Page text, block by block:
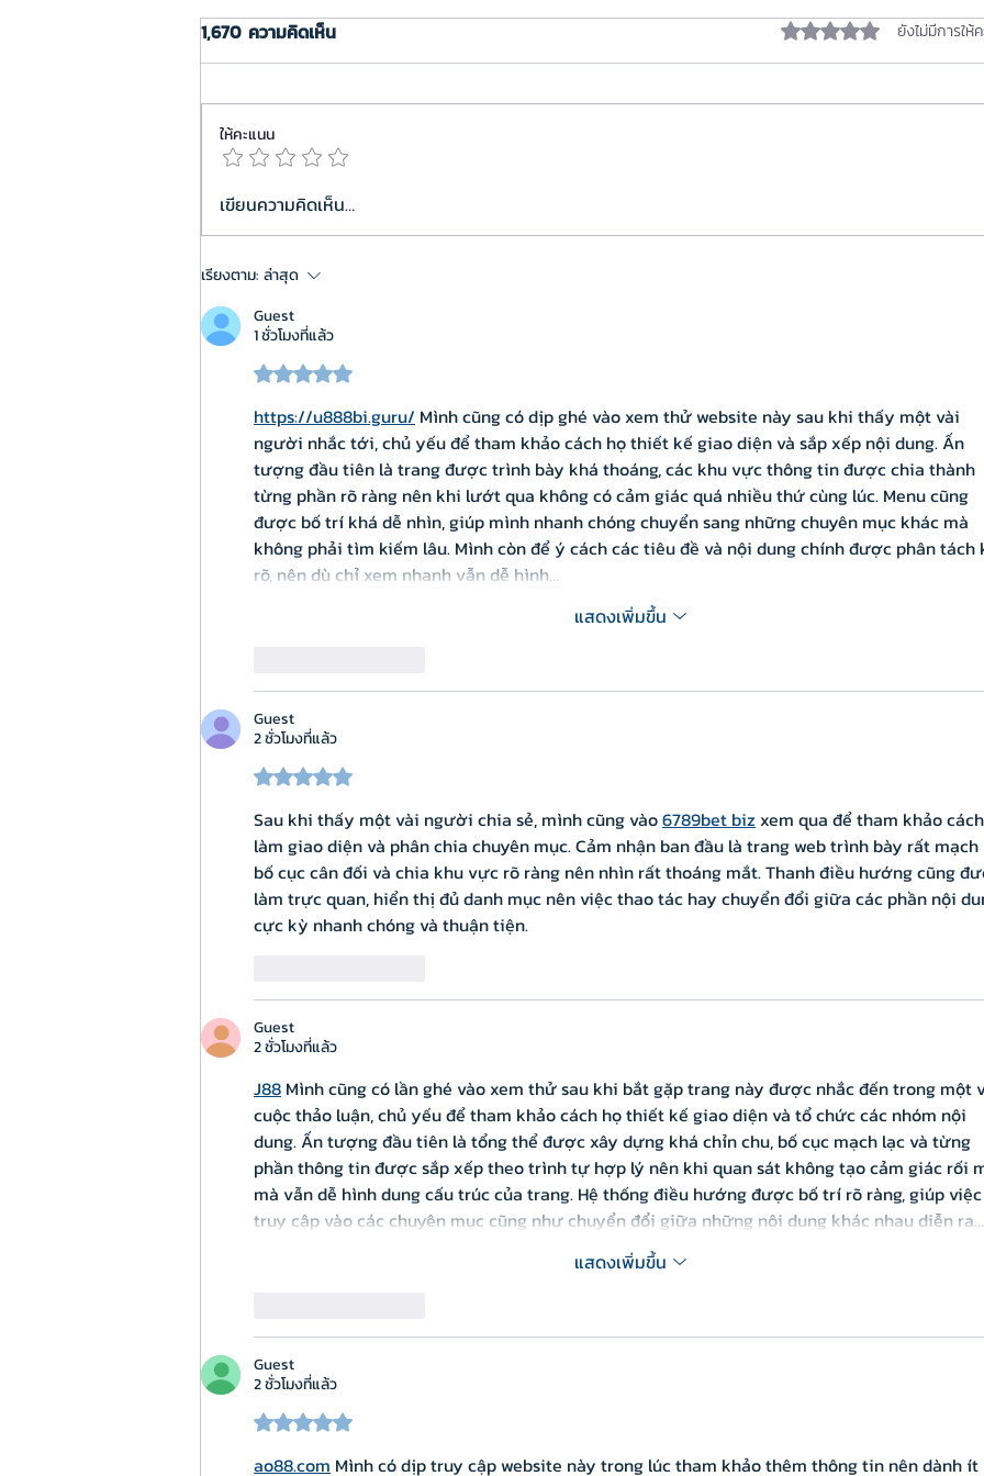
งานสัมมนา “CMU MODEL: พลิก
แนวคิด สร้างบัณฑิตยุคใหม่ด้วย
ผลลัพธ์” | 29 เมษายน 2569
@CMU STeP
ประกาศรายชื่อคุณครูที่ได้รับการ
Vernier Sensors
ภายใต้โครงการวิจัยการเรียนรู้
Now
1,670 ความคิดเห็น ได้รับ 0 เต็ม 5 ดาวยังไม่มีการให้
ให้คะแนน
เขียนความคิดเห็น…
เรียงตาม: ล่าสุด
Guest
1 ชั่วโมงที่แล้ว
ได้รับ 5 เต็ม 5 ดาว
https://u888bi.guru/ Mình cũng có dịp ghé vào xem thử website này sau khi thấy một vài
người nhắc tới, chủ yếu để tham khảo cách họ thiết kế giao diện và sắp xếp nội dung. Ấn
tượng đầu tiên là trang được trình bày khá thoáng, các khu vực thông tin được chia thành
từng phần rõ ràng nên khi lướt qua không có cảm giác quá nhiều thứ cùng lúc. Menu cũng
được bố trí khá dễ nhìn, giúp mình nhanh chóng chuyển sang những chuyên mục khác mà
không phải tìm kiếm lâu. Mình còn để ý cách các tiêu đề và nội dung chính được phân tách
rõ, nên dù chỉ xem nhanh vẫn dễ hình…
แสดงเพิ่มขึ้น
Guest
2 ชั่วโมงที่แล้ว
ได้รับ 5 เต็ม 5 ดาว
Sau khi thấy một vài người chia sẻ, mình cũng vào 6789bet biz xem qua để tham khảo
làm giao diện và phân chia chuyên mục. Cảm nhận ban đầu là trang web trình bày rất mạch
bố cục cân đối và chia khu vực rõ ràng nên nhìn rất thoáng mắt. Thanh điều hướng cũng
làm trực quan, hiển thị đủ danh mục nên việc thao tác hay chuyển đổi giữa các phần nội
cực kỳ nhanh chóng và thuận tiện.
Guest
2 ชั่วโมงที่แล้ว
J88 Mình cũng có lần ghé vào xem thử sau khi bắt gặp trang này được nhắc đến trong một
cuộc thảo luận, chủ yếu để tham khảo cách họ thiết kế giao diện và tổ chức các nhóm nội
dung. Ấn tượng đầu tiên là tổng thể được xây dựng khá chỉn chu, bố cục mạch lạc và từng
phần thông tin được sắp xếp theo trình tự hợp lý nên khi quan sát không tạo cảm giác rối
mà vẫn dễ hình dung cấu trúc của trang. Hệ thống điều hướng được bố trí rõ ràng, giúp việc
truy cập vào các chuyên mục cũng như chuyển đổi giữa những nội dung khác nhau diễn ra…
แสดงเพิ่มขึ้น
Guest
2 ชั่วโมงที่แล้ว
ได้รับ 5 เต็ม 5 ดาว
ao88.com Mình có dịp truy cập website này trong lúc tham khảo thêm thông tin nên dành ít